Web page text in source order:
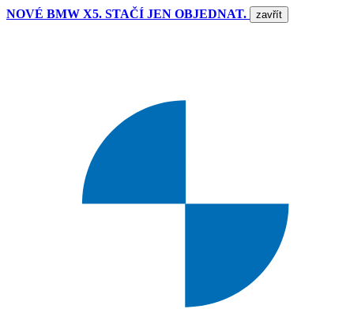
NOVÉ BMW X5. STAČÍ JEN OBJEDNAT. zavřít